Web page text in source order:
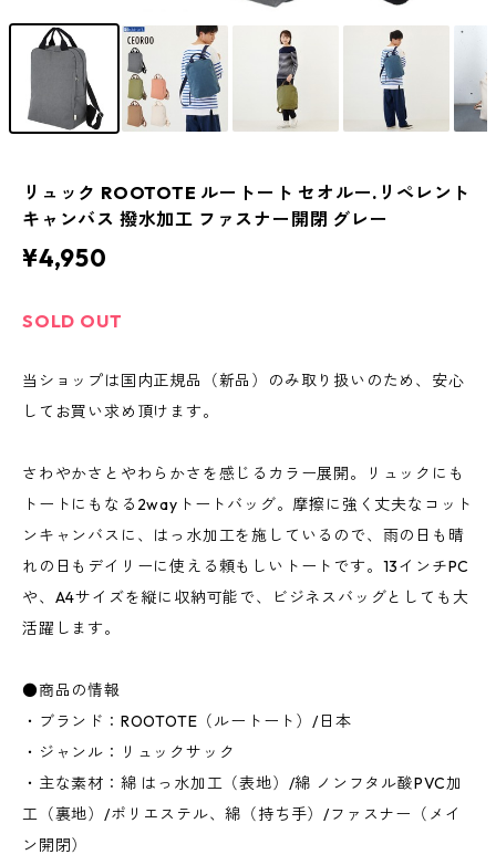
リュック ROOTOTE ルートート セオルー.リペレント
キャンバス 撥水加工 ファスナー開閉 グレー
¥4,950
SOLD OUT
当ショップは国内正規品（新品）のみ取り扱いのため、安心
してお買い求め頂けます。
さわやかさとやわらかさを感じるカラー展開。リュックにも
トートにもなる2wayトートバッグ。摩擦に強く丈夫なコット
ンキャンバスに、はっ水加工を施しているので、雨の日も晴
れの日もデイリーに使える頼もしいトートです。13インチPC
や、A4サイズを縦に収納可能で、ビジネスバッグとしても大
活躍します。
●商品の情報
・ブランド：ROOTOTE（ルートート）/日本
・ジャンル：リュックサック
・主な素材：綿 はっ水加工（表地）/綿 ノンフタル酸PVC加
工（裏地）/ポリエステル、綿（持ち手）/ファスナー（メイ
ン開閉）